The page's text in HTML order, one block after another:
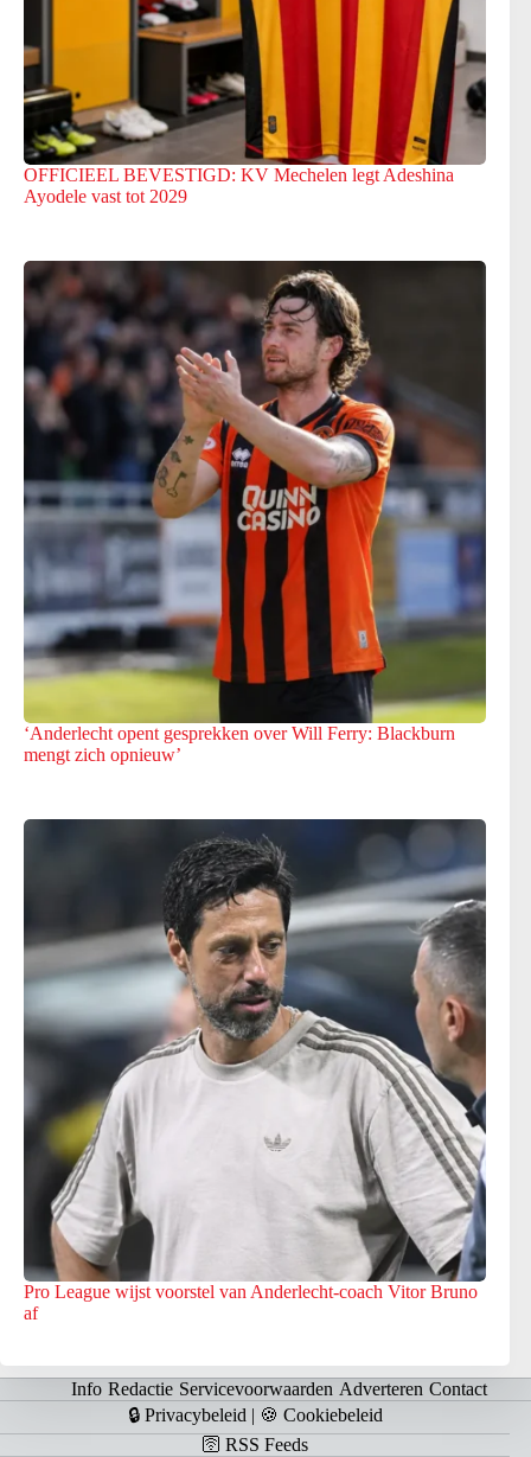
OFFICIEEL BEVESTIGD: KV Mechelen legt Adeshina
Ayodele vast tot 2029
‘Anderlecht opent gesprekken over Will Ferry: Blackburn
mengt zich opnieuw’
Pro League wijst voorstel van Anderlecht-coach Vitor Bruno
af
Info Redactie Servicevoorwaarden Adverteren Contact
🔒 Privacybeleid | 🍪 Cookiebeleid
🛜 RSS Feeds